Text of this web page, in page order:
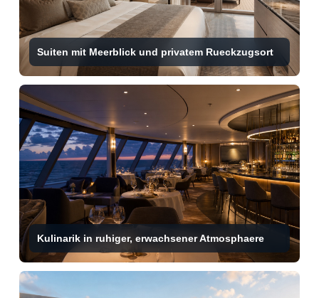
Suiten mit Meerblick und privatem Rueckzugsort
Kulinarik in ruhiger, erwachsener Atmosphaere